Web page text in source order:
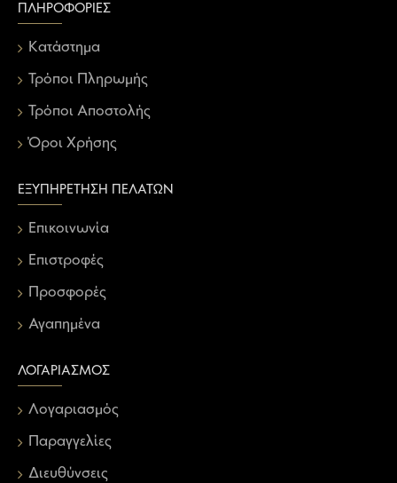
ΠΛΗΡΟΦΟΡΊΕΣ
Κατάστημα
Τρόποι Πληρωμής
Τρόποι Αποστολής
Όροι Χρήσης
ΕΞΥΠΗΡΈΤΗΣΗ ΠΕΛΑΤΏΝ
Επικοινωνία
Επιστροφές
Προσφορές
Αγαπημένα
ΛΟΓΑΡΙΑΣΜΌΣ
Λογαριασμός
Παραγγελίες
Διευθύνσεις